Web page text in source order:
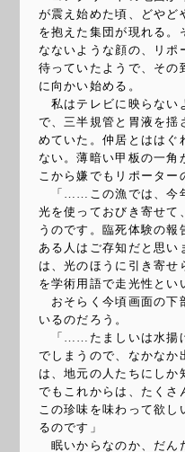
が震え始めた頃、どやど
を抱えた集団が現れる。
なないような顔の、リポ
待っていたようで、その
に向かい始める。
私はテレビに映らない
で、三半規管と胃液を揺
めていた。仲居とははぐ
ない。薄暗い甲板の一角
こから嫌でもリポーター
「……この漁では、今
光を使っておびき寄せて
うのです。臨死体験の
ある人はご存知だと思い
は、光のほうに引き寄せ
を学術用語で走光性とい
おそらく今頃画面の下
いるのだろう。
「……たましいは水揚
でしまうので、なかなか
は、地元の人たちにしか
でもこれからは、たくさ
この珍味を味わって欲し
るのです」
眠いからなのか、だん